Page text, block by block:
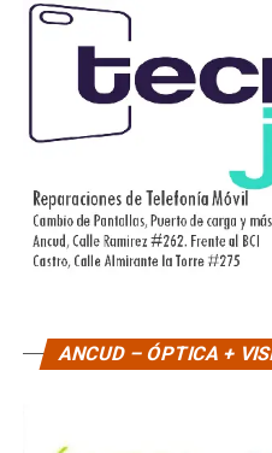
ANCUD – ÓPTICA +